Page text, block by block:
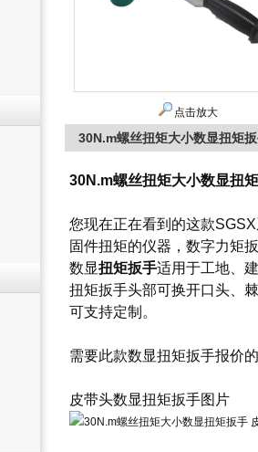
点击放大
30N.m螺丝扭矩大小数显扭矩
30N.m螺丝扭矩大小数显扭
您现在正在看到的这款
固件扭矩的仪器，数字力矩
数显扭矩扳手适用于工地、
扭矩扳手头部可换开口头、
可支持定制。
需要此款数显扭矩扳手报价
皮带头数显扭矩扳手图片